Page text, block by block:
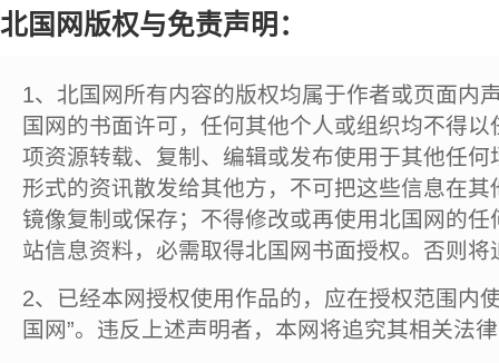
北国网版权与免责声明：
1、北国网所有内容的版权均属于作者或页面内
国网的书面许可，任何其他个人或组织均不得
项资源转载、复制、编辑或发布使用于其他任
形式的资讯散发给其他方，不可把这些信息在
镜像复制或保存；不得修改或再使用北国网的
站信息资料，必需取得北国网书面授权。否则将
2、已经本网授权使用作品的，应在授权范围内
国网”。违反上述声明者，本网将追究其相关法